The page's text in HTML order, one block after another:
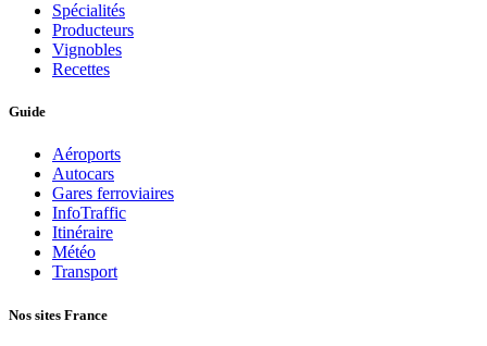
Spécialités
Producteurs
Vignobles
Recettes
Guide
Aéroports
Autocars
Gares ferroviaires
InfoTraffic
Itinéraire
Météo
Transport
Nos sites France